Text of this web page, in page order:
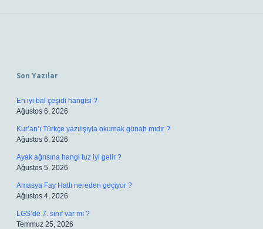
Son Yazılar
En iyi bal çeşidi hangisi ?
Ağustos 6, 2026
Kur’an’ı Türkçe yazılışıyla okumak günah mıdır ?
Ağustos 6, 2026
Ayak ağrısına hangi tuz iyi gelir ?
Ağustos 5, 2026
Amasya Fay Hattı nereden geçiyor ?
Ağustos 4, 2026
LGS’de 7. sınıf var mı ?
Temmuz 25, 2026